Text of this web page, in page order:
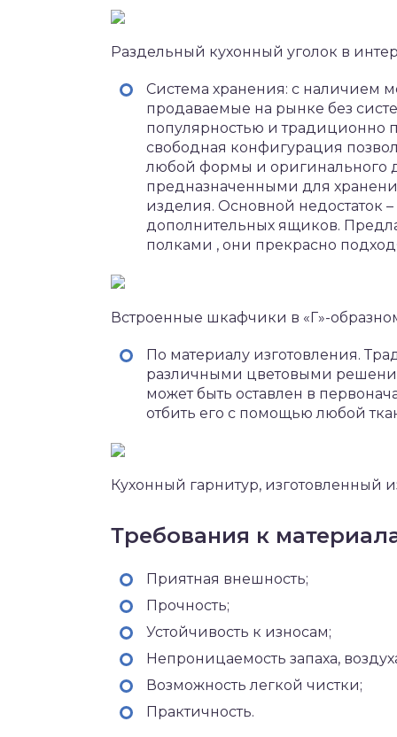
Раздельный кухонный уголок в
Система хранения: с наличием
продаваемые на рынке без
популярностью и традиционно
свободная конфигурация
любой формы и оригинального
предназначенными для
изделия. Основной недостаток
дополнительных ящиков.
полками , они прекрасно
Встроенные шкафчики в «Г»-
По материалу изготовления.
различными цветовыми
может быть оставлен в
отбить его с помощью любой
Кухонный гарнитур, изготовленный
Требования к
Приятная внешность;
Прочность;
Устойчивость к износам;
Непроницаемость запаха,
Возможность легкой чистки;
Практичность.